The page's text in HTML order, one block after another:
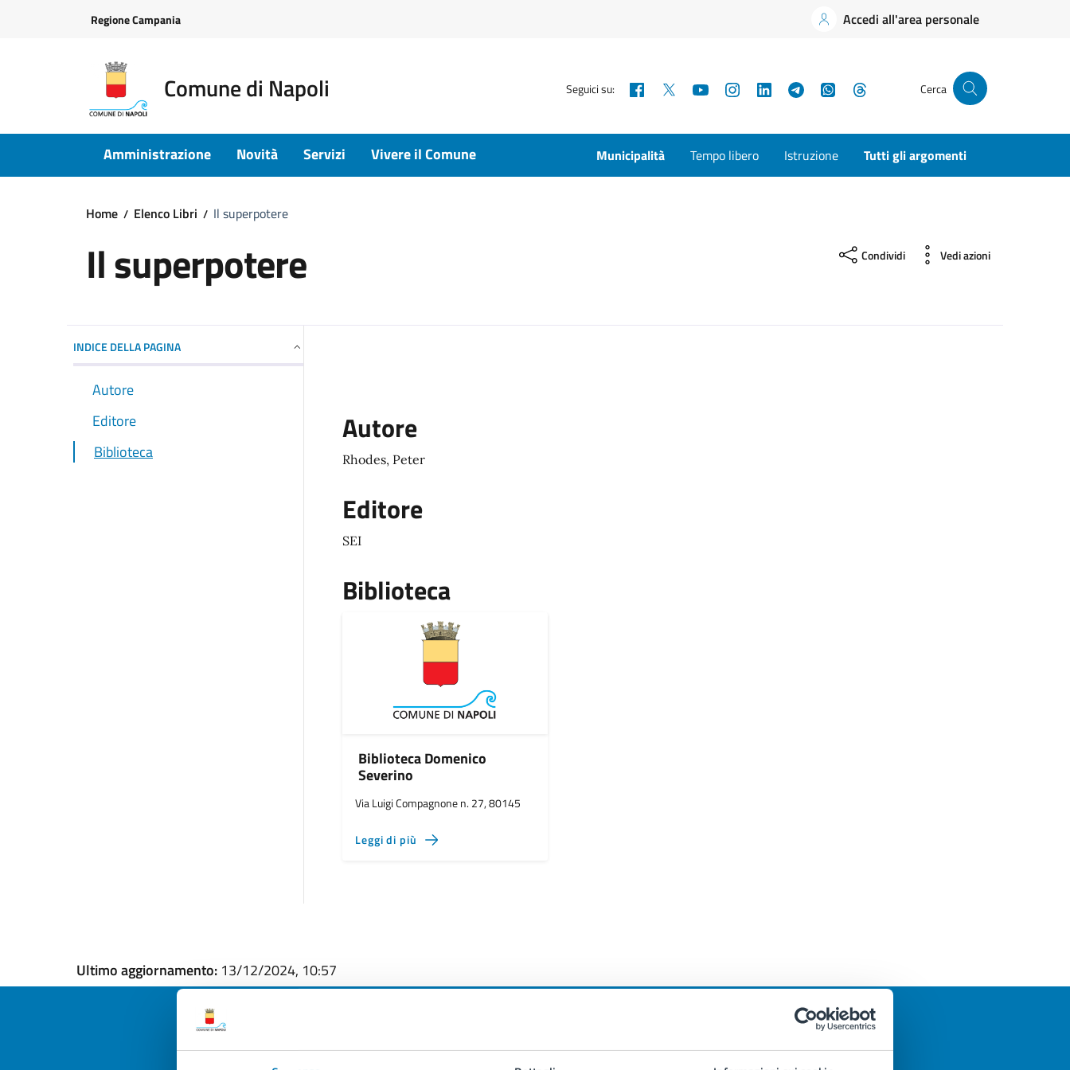
Regione Campania Accedi all'area personale
Comune di Napoli Seguici su: Facebook YouTubeInstagramLinkedInTelegramWhatsApp Cerca
Amministrazione Novità Servizi Vivere il Comune Municipalità Tempo libero Istruzione Tutti gli argomenti
Home Elenco Libri Il superpotere
Il superpotere Condividi Vedi azioni
INDICE DELLA PAGINA
Autore
Editore
Biblioteca
Autore
Rhodes, Peter
Editore
SEI
Biblioteca
Biblioteca Domenico
Severino
Via Luigi Compagnone n. 27, 80145
Leggi di più
Ultimo aggiornamento: 13/12/2024, 10:57